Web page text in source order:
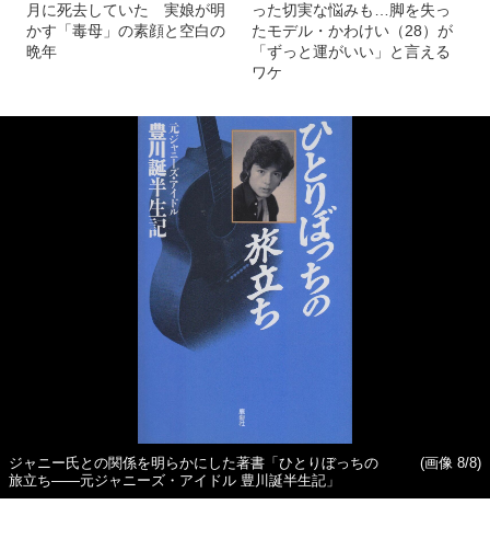
月に死去していた 実娘が明
かす「毒母」の素顔と空白の
晩年
った切実な悩みも…脚を失っ
たモデル・かわけい（28）が
「ずっと運がいい」と言える
ワケ
ジャニー氏との関係を明らかにした著書「ひとりぼっちの
旅立ち——元ジャニーズ・アイドル 豊川誕半生記」
(画像 8/8)